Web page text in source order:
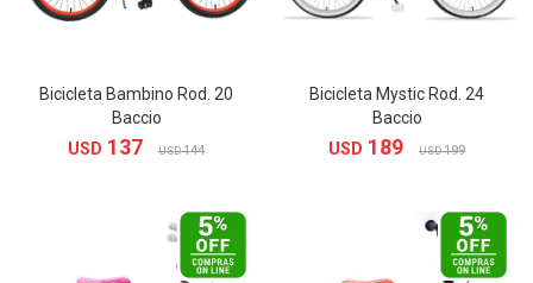
Bicicleta Bambino Rod. 20
Baccio
USD 137 USD 144
Bicicleta Mystic Rod. 24
Baccio
USD 189 USD 199